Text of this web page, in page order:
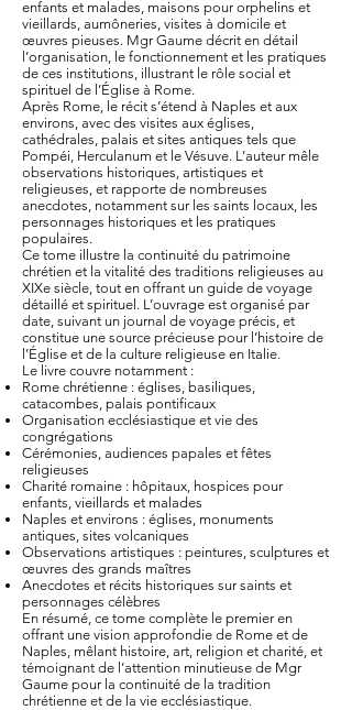
enfants et malades, maisons pour orphelins et
vieillards, aumôneries, visites à domicile et
œuvres pieuses. Mgr Gaume décrit en détail
l’organisation, le fonctionnement et les pratiques
de ces institutions, illustrant le rôle social et
spirituel de l’Église à Rome.
Après Rome, le récit s’étend à Naples et aux
environs, avec des visites aux églises,
cathédrales, palais et sites antiques tels que
Pompéi, Herculanum et le Vésuve. L’auteur mêle
observations historiques, artistiques et
religieuses, et rapporte de nombreuses
anecdotes, notamment sur les saints locaux, les
personnages historiques et les pratiques
populaires.
Ce tome illustre la continuité du patrimoine
chrétien et la vitalité des traditions religieuses au
XIXe siècle, tout en offrant un guide de voyage
détaillé et spirituel. L’ouvrage est organisé par
date, suivant un journal de voyage précis, et
constitue une source précieuse pour l’histoire de
l’Église et de la culture religieuse en Italie.
Le livre couvre notamment :
Rome chrétienne : églises, basiliques,
catacombes, palais pontificaux
Organisation ecclésiastique et vie des
congrégations
Cérémonies, audiences papales et fêtes
religieuses
Charité romaine : hôpitaux, hospices pour
enfants, vieillards et malades
Naples et environs : églises, monuments
antiques, sites volcaniques
Observations artistiques : peintures, sculptures et
œuvres des grands maîtres
Anecdotes et récits historiques sur saints et
personnages célèbres
En résumé, ce tome complète le premier en
offrant une vision approfondie de Rome et de
Naples, mêlant histoire, art, religion et charité, et
témoignant de l’attention minutieuse de Mgr
Gaume pour la continuité de la tradition
chrétienne et de la vie ecclésiastique.